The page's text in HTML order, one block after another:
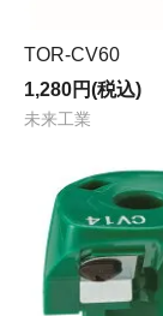
TOR-CV60
1,280円(税込)
未来工業